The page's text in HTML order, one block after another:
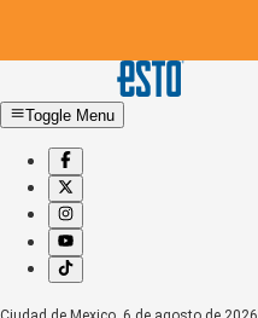
Toggle Menu